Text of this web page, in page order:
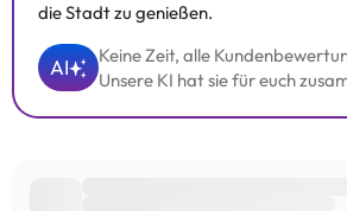
die Stadt zu genießen.
AI
Keine Zeit, alle
Unsere KI hat sie für euch